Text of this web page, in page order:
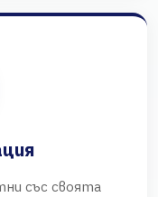
със своята